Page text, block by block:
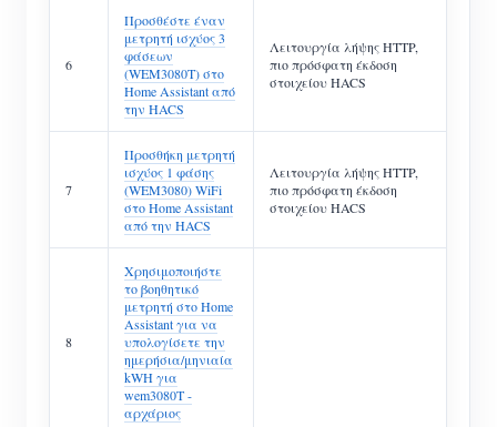
6
Προσθέστε έναν
μετρητή ισχύος 3
φάσεων
(WEM3080T) στο
Home Assistant από
την HACS
Λειτουργία λήψης HTTP,
πιο πρόσφατη έκδοση
στοιχείου HACS
7
Προσθήκη μετρητή
ισχύος 1 φάσης
(WEM3080) WiFi
στο Home Assistant
από την HACS
Λειτουργία λήψης HTTP,
πιο πρόσφατη έκδοση
στοιχείου HACS
8
Χρησιμοποιήστε
το βοηθητικό
μετρητή στο Home
Assistant για να
υπολογίσετε την
ημερήσια/μηνιαία
kWH για
wem3080T -
αρχάριος